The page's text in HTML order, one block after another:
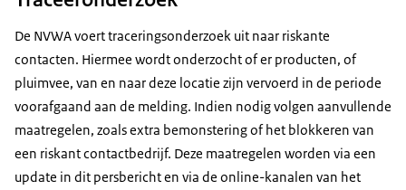
De NVWA voert traceringsonderzoek uit naar riskante
contacten. Hiermee wordt onderzocht of er producten, of
pluimvee, van en naar deze locatie zijn vervoerd in de periode
voorafgaand aan de melding. Indien nodig volgen aanvullende
maatregelen, zoals extra bemonstering of het blokkeren van
een riskant contactbedrijf. Deze maatregelen worden via een
update in dit persbericht en via de online-kanalen van het